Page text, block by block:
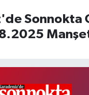
Sonnokta